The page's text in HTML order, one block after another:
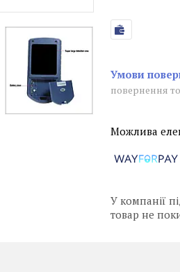
повернення
У компанії
товар не